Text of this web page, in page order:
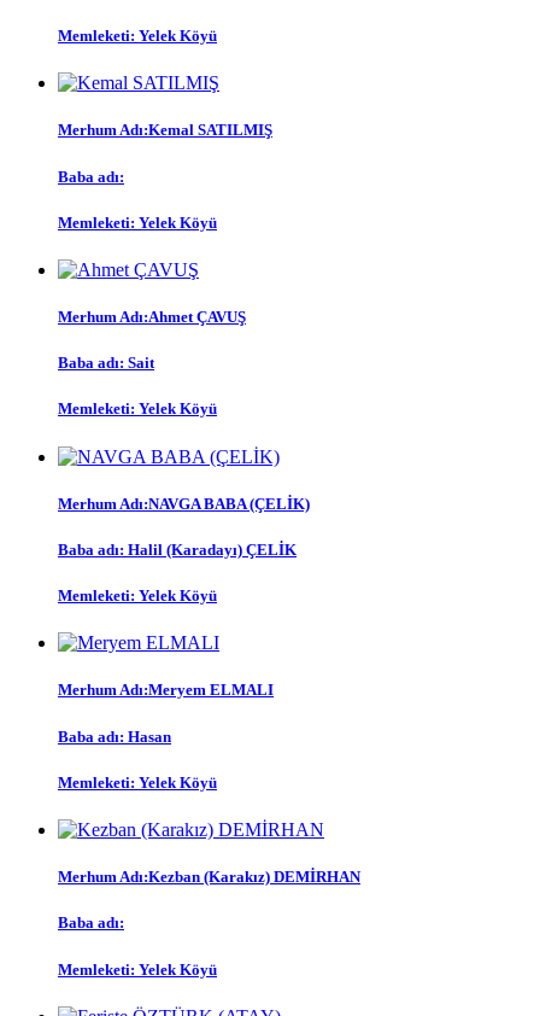
Memleketi: Yelek Köyü
Merhum Adı:Kemal SATILMIŞ
Baba adı:
Memleketi: Yelek Köyü
Merhum Adı:Ahmet ÇAVUŞ
Baba adı: Sait
Memleketi: Yelek Köyü
Merhum Adı:NAVGA BABA (ÇELİK)
Baba adı: Halil (Karadayı) ÇELİK
Memleketi: Yelek Köyü
Merhum Adı:Meryem ELMALI
Baba adı: Hasan
Memleketi: Yelek Köyü
Merhum Adı:Kezban (Karakız) DEMİRHAN
Baba adı:
Memleketi: Yelek Köyü